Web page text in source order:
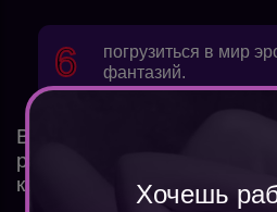
погрузиться в мир
фантазий.
Выберете себе категорию,
работать. «Флирт»
контент. За это могут
Хочешь